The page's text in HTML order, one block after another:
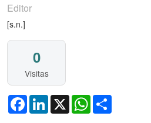
Editor
[s.n.]
0
Visitas
FacebookLinkedIn
X WhatsApp